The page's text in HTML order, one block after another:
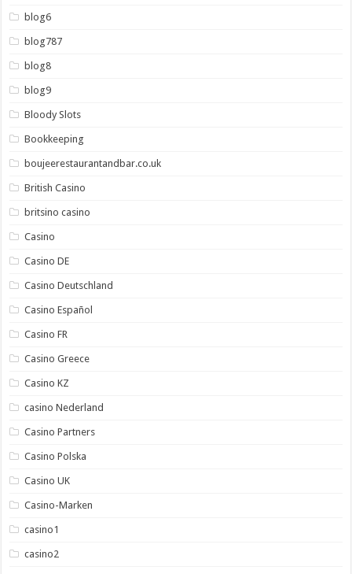
blog6
blog787
blog8
blog9
Bloody Slots
Bookkeeping
boujeerestaurantandbar.co.uk
British Casino
britsino casino
Casino
Casino DE
Casino Deutschland
Casino Español
Casino FR
Casino Greece
Casino KZ
casino Nederland
Casino Partners
Casino Polska
Casino UK
Casino-Marken
casino1
casino2